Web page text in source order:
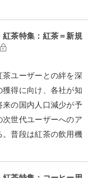
紅茶特集：紅茶＝新規
ユーザーとの絆を深
得に向け、各社が知
の国内人口減少が予
世代ユーザーへのア
。普段は紅茶の飲用機